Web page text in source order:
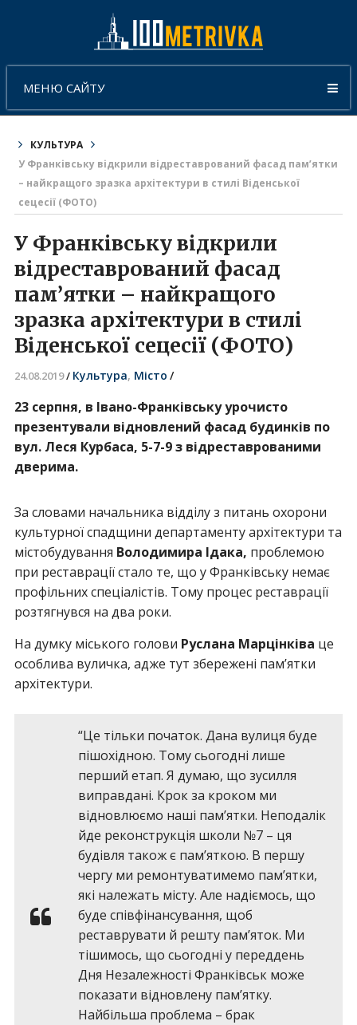
МЕНЮ САЙТУ
КУЛЬТУРА
У Франківську відкрили відреставрований фасад пам’ятки
– найкращого зразка архітектури в стилі Віденської
сецесії (ФОТО)
У Франківську відкрили
відреставрований фасад
пам’ятки – найкращого
зразка архітектури в стилі
Віденської сецесії (ФОТО)
24.08.2019/ Культура, Місто /
23 серпня, в Івано-Франківську урочисто
презентували відновлений фасад будинків по
вул. Леся Курбаса, 5-7-9 з відреставрованими
дверима.
За словами начальника відділу з питань охорони
культурної спадщини департаменту архітектури та
містобудування Володимира Ідака, проблемою
при реставрації стало те, що у Франківську немає
профільних спеціалістів. Тому процес реставрації
розтягнувся на два роки.
На думку міського голови Руслана Марцінківа це
особлива вуличка, адже тут збережені пам’ятки
архітектури.
“Це тільки початок. Дана вулиця буде
пішохідною. Тому сьогодні лише
перший етап. Я думаю, що зусилля
виправдані. Крок за кроком ми
відновлюємо наші пам’ятки. Неподалік
йде реконструкція школи №7 – ця
будівля також є пам’яткою. В першу
чергу ми ремонтуватимемо пам’ятки,
які належать місту. Але надіємось, що
буде співфінансування, щоб
реставрувати й решту пам’яток. Ми
тішимось, що сьогодні у переддень
Дня Незалежності Франківськ може
показати відновлену пам’ятку.
Найбільша проблема – брак